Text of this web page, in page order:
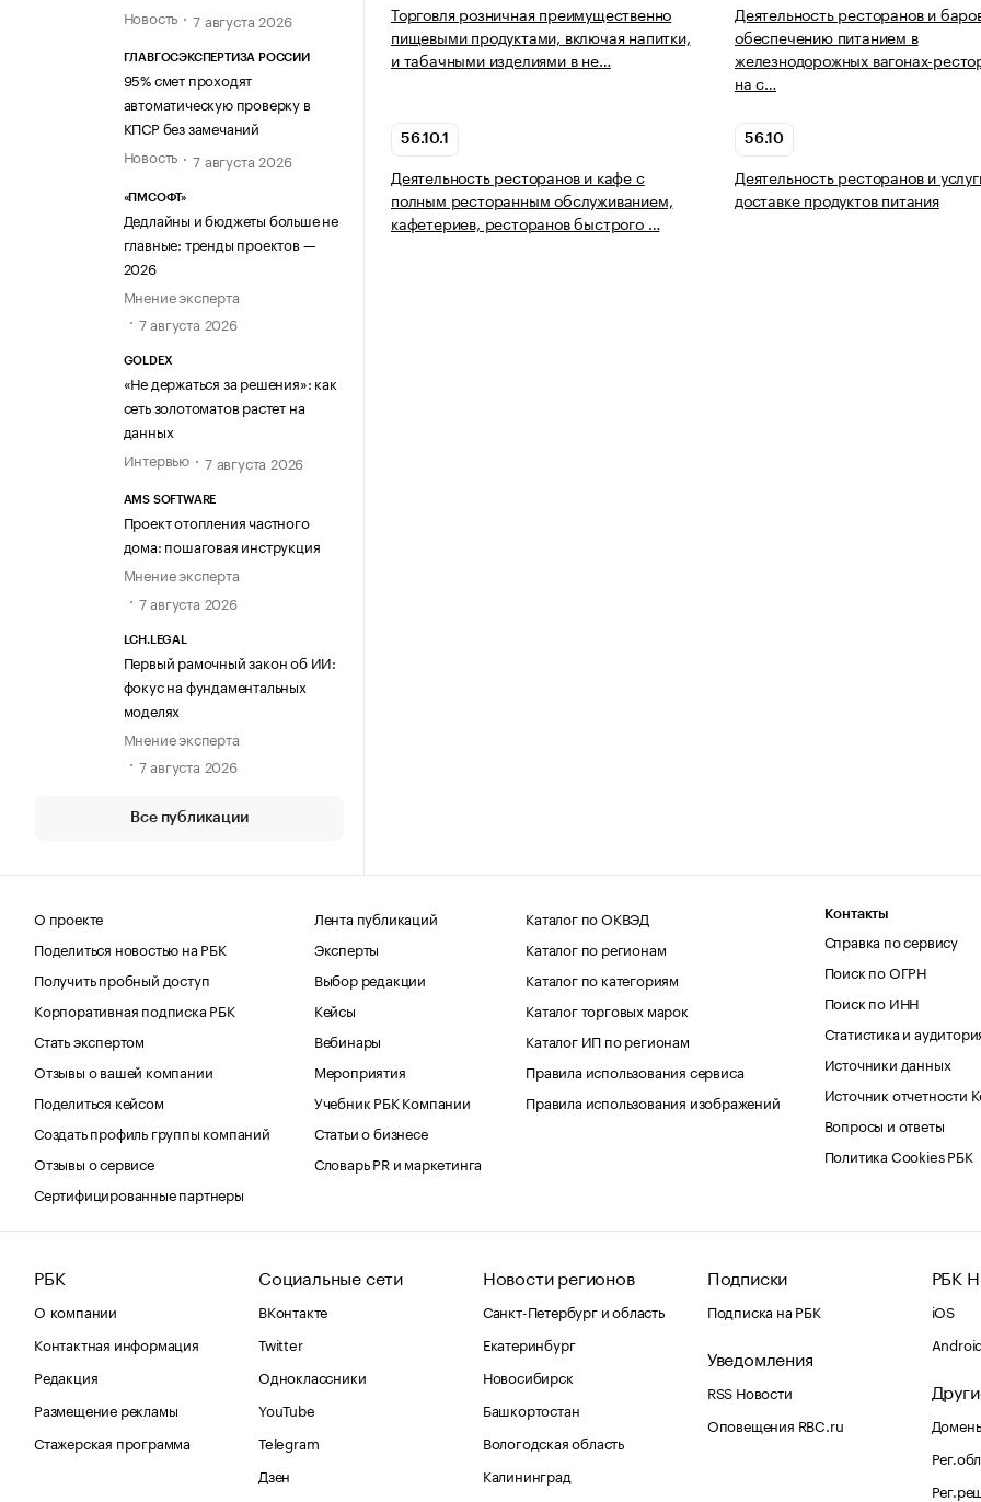
Новость
7 августа 2026
ГЛАВГОСЭКСПЕРТИЗА РОССИИ
95% смет проходят
автоматическую проверку в
КПСР без замечаний
Новость
7 августа 2026
«ПМСОФТ»
Дедлайны и бюджеты больше не
главные: тренды проектов —
2026
Мнение эксперта
7 августа 2026
GOLDEX
«Не держаться за решения»: как
сеть золотоматов растет на
данных
Интервью
7 августа 2026
AMS SOFTWARE
Проект отопления частного
дома: пошаговая инструкция
Мнение эксперта
7 августа 2026
LCH.LEGAL
Первый рамочный закон об ИИ:
фокус на фундаментальных
моделях
Мнение эксперта
7 августа 2026
Все публикации
Торговля розничная преимущественно
пищевыми продуктами, включая напитки,
и табачными изделиями в не…
Деятельность ресторанов и
обеспечению питанием в
железнодорожных вагонах-
на с…
56.10.1
Деятельность ресторанов и кафе с
полным ресторанным обслуживанием,
кафетериев, ресторанов быстрого …
56.10
Деятельность ресторанов и
доставке продуктов питания
О проекте
Поделиться новостью на РБК
Получить пробный доступ
Корпоративная подписка РБК
Стать экспертом
Отзывы о вашей компании
Поделиться кейсом
Создать профиль группы компаний
Отзывы о сервисе
Сертифицированные партнеры
Лента публикаций
Эксперты
Выбор редакции
Кейсы
Вебинары
Мероприятия
Учебник РБК Компании
Статьи о бизнесе
Словарь PR и маркетинга
Каталог по ОКВЭД
Каталог по регионам
Каталог по категориям
Каталог торговых марок
Каталог ИП по регионам
Правила использования сервиса
Правила использования изображений
Контакты
Справка по сервису
Поиск по ОГРН
Поиск по ИНН
Статистика и
Источники данных
Источник отчетности
Вопросы и ответы
Политика Cookies РБК
РБК
О компании
Контактная информация
Редакция
Размещение рекламы
Стажерская программа
Социальные сети
ВКонтакте
Twitter
Одноклассники
YouTube
Telegram
Дзен
Новости регионов
Санкт-Петербург и область
Екатеринбург
Новосибирск
Башкортостан
Вологодская область
Калининград
Подписки
Подписка на РБК
Уведомления
RSS Новости
Оповещения RBC.ru
РБК
iOS